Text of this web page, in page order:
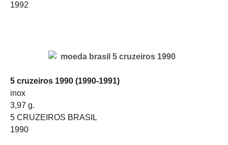
1992
5 cruzeiros 1990 (1990-1991)
inox
3,97 g.
5 CRUZEIROS BRASIL
1990